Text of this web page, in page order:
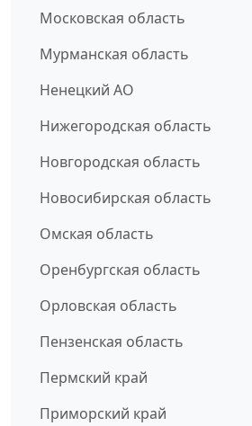
Московская область
Мурманская область
Ненецкий АО
Нижегородская область
Новгородская область
Новосибирская область
Омская область
Оренбургская область
Орловская область
Пензенская область
Пермский край
Приморский край